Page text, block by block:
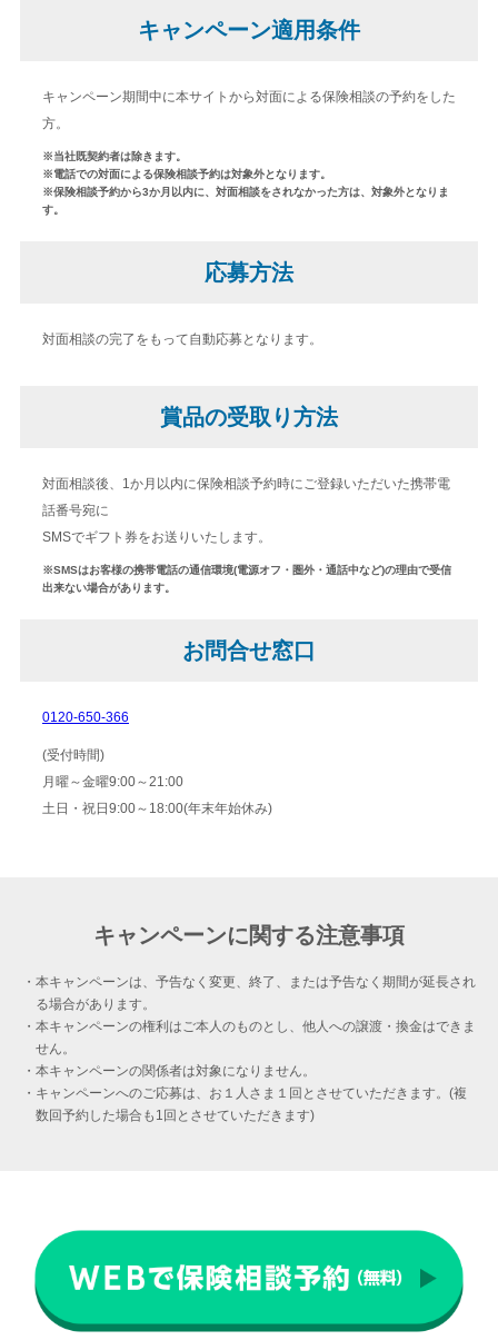
キャンペーン適用条件
キャンペーン期間中に本サイトから対面による保険相談の予約をした
方。
※当社既契約者は除きます。
※電話での対面による保険相談予約は対象外となります。
※保険相談予約から3か月以内に、対面相談をされなかった方は、対象外となりま
す。
応募方法
対面相談の完了をもって自動応募となります。
賞品の受取り方法
対面相談後、1か月以内に保険相談予約時にご登録いただいた携帯電
話番号宛に
SMSでギフト券をお送りいたします。
※SMSはお客様の携帯電話の通信環境(電源オフ・圏外・通話中など)の理由で受信
出来ない場合があります。
お問合せ窓口
0120-650-366
(受付時間)
月曜～金曜9:00～21:00
土日・祝日9:00～18:00(年末年始休み)
キャンペーンに関する注意事項
・本キャンペーンは、予告なく変更、終了、または予告なく期間が延長され
る場合があります。
・本キャンペーンの権利はご本人のものとし、他人への譲渡・換金はできま
せん。
・本キャンペーンの関係者は対象になりません。
・キャンペーンへのご応募は、お１人さま１回とさせていただきます。(複
数回予約した場合も1回とさせていただきます)